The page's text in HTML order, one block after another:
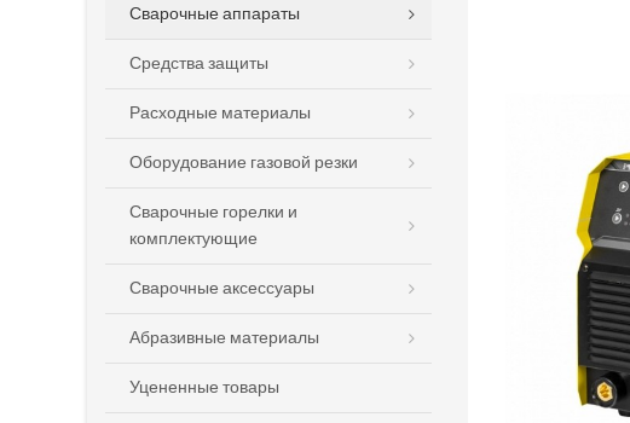
Сварочные аппараты
Средства защиты
Расходные материалы
Оборудование газовой резки
Сварочные горелки и
комплектующие
Сварочные аксессуары
Абразивные материалы
Уцененные товары